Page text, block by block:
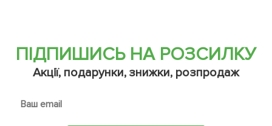
ПІДПИШИСЬ НА РОЗСИЛКУ
Акції, подарунки, знижки, розпродаж